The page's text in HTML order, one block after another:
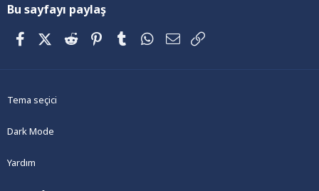
Bu sayfayı paylaş
FacebookX (Twitter)
Reddit PinterestTumblrWhatsApp
E-posta
Tema seçici
Dark Mode
Yardım